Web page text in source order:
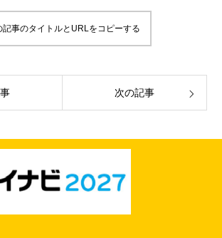
記事のタイトルとURLをコピーする
次の記事